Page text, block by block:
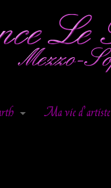
Ma vie d’artiste